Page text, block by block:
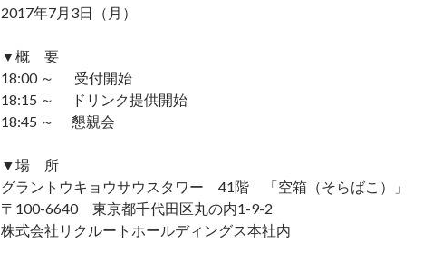
2017年7月3日（月）
▼概 要
18:00 ～ 受付開始
18:15 ～ ドリンク提供開始
18:45 ～ 懇親会
▼場 所
グラントウキョウサウスタワー 41階 「空箱（そらばこ）」
〒100-6640 東京都千代田区丸の内1-9-2
株式会社リクルートホールディングス本社内